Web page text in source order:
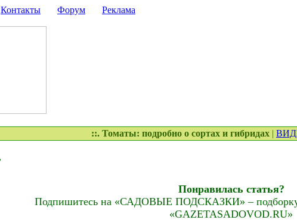
Контакты Форум
Реклама
::. Томаты: подробно о сортах и гибридах |
Понравилась статья?
Подпишитесь на «САДОВЫЕ ПОДСКАЗКИ» – подборку
«GAZETASADOVOD.RU»